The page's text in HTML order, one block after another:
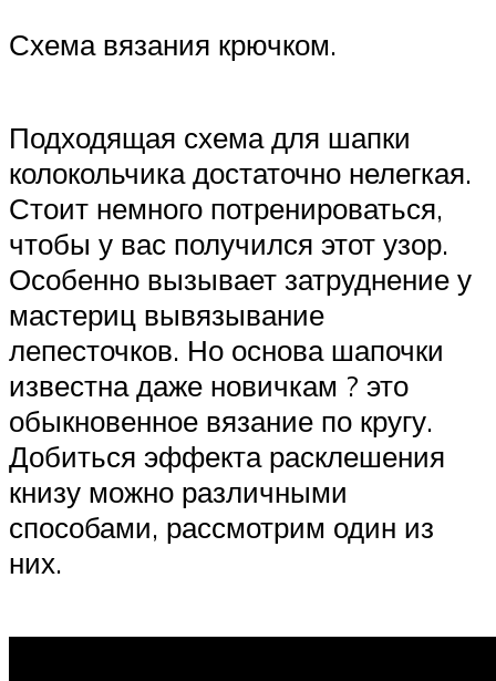
Схема вязания крючком.
Подходящая схема для шапки
колокольчика достаточно нелегкая.
Стоит немного потренироваться,
чтобы у вас получился этот узор.
Особенно вызывает затруднение у
мастериц вывязывание
лепесточков. Но основа шапочки
известна даже новичкам ? это
обыкновенное вязание по кругу.
Добиться эффекта расклешения
книзу можно различными
способами, рассмотрим один из
них.